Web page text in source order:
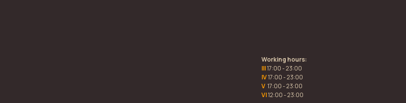
Working hours:
III17:00 - 23:00
IV17:00 - 23:00
V 17:00 - 23:00
VI12:00 - 23:00